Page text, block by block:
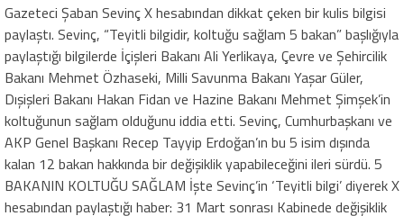
Gazeteci Şaban Sevinç X hesabından dikkat çeken bir kulis bilgisi
paylaştı. Sevinç, “Teyitli bilgidir, koltuğu sağlam 5 bakan” başlığıyla
paylaştığı bilgilerde İçişleri Bakanı Ali Yerlikaya, Çevre ve Şehircilik
Bakanı Mehmet Özhaseki, Milli Savunma Bakanı Yaşar Güler,
Dışişleri Bakanı Hakan Fidan ve Hazine Bakanı Mehmet Şimşek’in
koltuğunun sağlam olduğunu iddia etti. Sevinç, Cumhurbaşkanı ve
AKP Genel Başkanı Recep Tayyip Erdoğan’ın bu 5 isim dışında
kalan 12 bakan hakkında bir değişiklik yapabileceğini ileri sürdü. 5
BAKANIN KOLTUĞU SAĞLAM İşte Sevinç’in ‘Teyitli bilgi’ diyerek X
hesabından paylaştığı haber: 31 Mart sonrası Kabinede değişiklik